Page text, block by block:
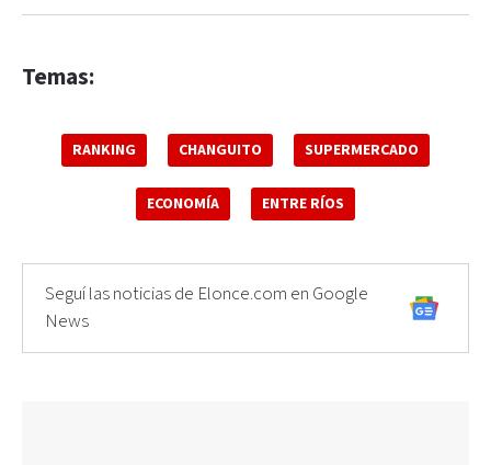
Temas:
RANKING CHANGUITO SUPERMERCADO
ECONOMÍA ENTRE RÍOS
Seguí las noticias de Elonce.com en Google
News